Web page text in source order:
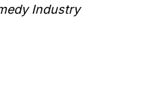
Industry